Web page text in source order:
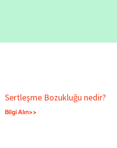
Sertleşme Bozukluğu nedir?
Bilgi Alın>>